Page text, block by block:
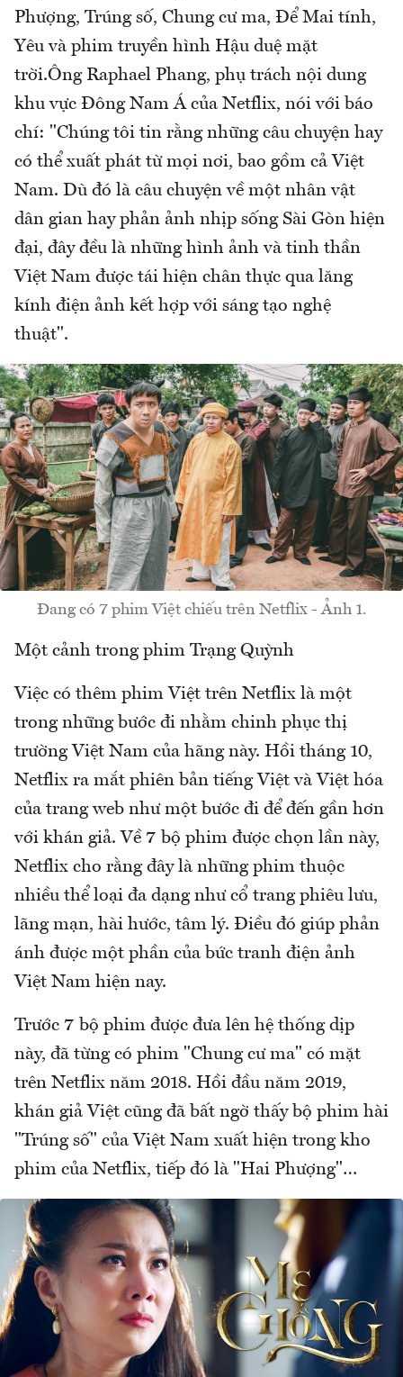
Phượng, Trúng số, Chung cư ma, Để Mai tính,
Yêu và phim truyền hình Hậu duệ mặt
trời.Ông Raphael Phang, phụ trách nội dung
khu vực Đông Nam Á của Netflix, nói với báo
chí: "Chúng tôi tin rằng những câu chuyện hay
có thể xuất phát từ mọi nơi, bao gồm cả Việt
Nam. Dù đó là câu chuyện về một nhân vật
dân gian hay phản ảnh nhịp sống Sài Gòn hiện
đại, đây đều là những hình ảnh và tinh thần
Việt Nam được tái hiện chân thực qua lăng
kính điện ảnh kết hợp với sáng tạo nghệ
thuật".
Đang có 7 phim Việt chiếu trên Netflix - Ảnh 1.
Một cảnh trong phim Trạng Quỳnh
Việc có thêm phim Việt trên Netflix là một
trong những bước đi nhằm chinh phục thị
trường Việt Nam của hãng này. Hồi tháng 10,
Netflix ra mắt phiên bản tiếng Việt và Việt hóa
của trang web như một bước đi để đến gần hơn
với khán giả. Về 7 bộ phim được chọn lần này,
Netflix cho rằng đây là những phim thuộc
nhiều thể loại đa dạng như cổ trang phiêu lưu,
lãng mạn, hài hước, tâm lý. Điều đó giúp phản
ánh được một phần của bức tranh điện ảnh
Việt Nam hiện nay.
Trước 7 bộ phim được đưa lên hệ thống dịp
này, đã từng có phim "Chung cư ma" có mặt
trên Netflix năm 2018. Hồi đầu năm 2019,
khán giả Việt cũng đã bất ngờ thấy bộ phim hài
"Trúng số" của Việt Nam xuất hiện trong kho
phim của Netflix, tiếp đó là "Hai Phượng"…